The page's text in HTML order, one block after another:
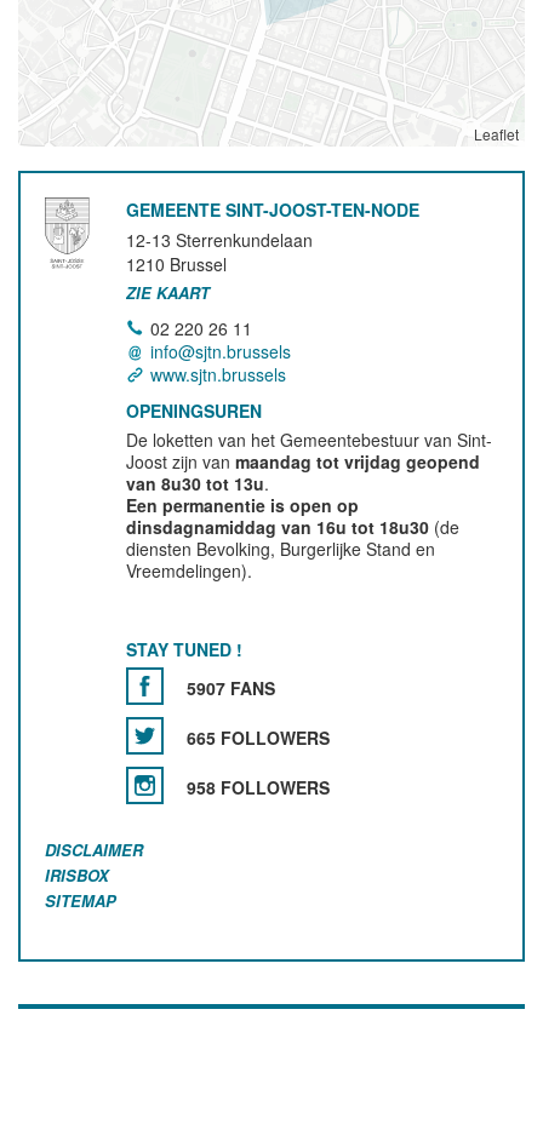
Leaflet
GEMEENTE SINT-JOOST-TEN-NODE
12-13 Sterrenkundelaan
1210 Brussel
ZIE KAART
02 220 26 11
info@sjtn.brussels
www.sjtn.brussels
OPENINGSUREN
De loketten van het Gemeentebestuur van Sint-
Joost zijn vanmaandag tot vrijdag geopend
van 8u30 tot 13u.
Een permanentie is open op
dinsdagnamiddag van 16u tot 18u30 (de
diensten Bevolking, Burgerlijke Stand en
Vreemdelingen).
STAY TUNED !
5907 FANS
665 FOLLOWERS
958 FOLLOWERS
DISCLAIMER
IRISBOX
SITEMAP